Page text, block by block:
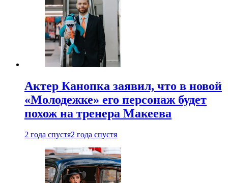
Актер Канопка заявил, что в новой
«Молодежке» его персонаж будет
похож на тренера Макеева
2 года спустя2 года спустя